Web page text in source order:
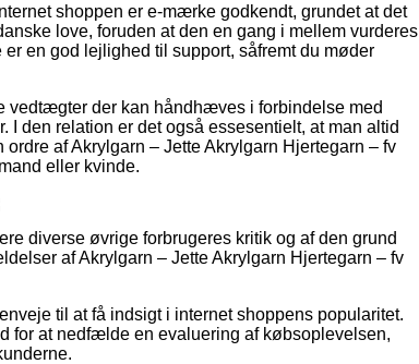
shoppen er e-mærke godkendt, grundet at det
love, foruden at den en gang i mellem vurderes
en god lejlighed til support, såfremt du møder
vedtægter der kan håndhæves i forbindelse med
I den relation er det også essesentielt, at man altid
af Akrylgarn – Jette Akrylgarn Hjertegarn – fv
eller kvinde.
diverse øvrige forbrugeres kritik og af den grund
af Akrylgarn – Jette Akrylgarn Hjertegarn – fv
til at få indsigt i internet shoppens popularitet.
for at nedfælde en evaluering af købsoplevelsen,